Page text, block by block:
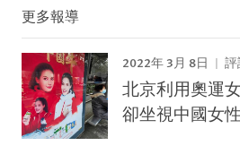
更多報導
2022年 3月 8日 評
北京利用奧運
卻坐視中國女